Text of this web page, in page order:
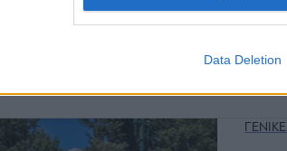
Data Deletion